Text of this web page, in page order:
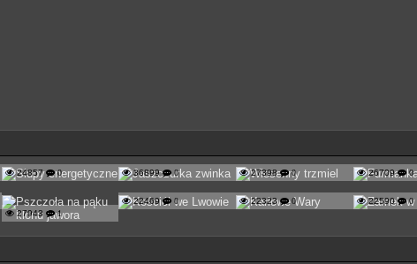
24857 0 36899 0 27398 0 26709
0
27943
1
22469 0 22323 0 22590 0